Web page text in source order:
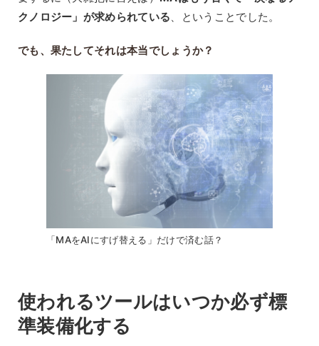
クノロジー」が求められている 、ということでした。
でも、果たしてそれは本当でしょうか？
「MAをAIにすげ替える」だけで済む話？
使われるツールはいつか必ず標
準装備化する